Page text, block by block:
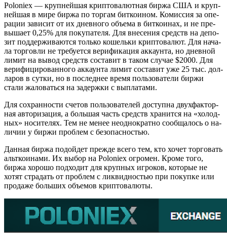
Poloniex — круп­ней­шая крип­то­ва­лют­ная биржа США и круп­
ней­шая в мире биржа по тор­гам бит­ко­и­ном. Ко­мис­сия за опе­
ра­ции за­ви­сит от их днев­но­го объ­е­ма в бит­ко­и­нах, и не пре­
вы­ша­ет 0,25% для по­ку­па­те­ля. Для вне­се­ния средств на де­по­
зит под­дер­жи­ва­ют­ся толь­ко ко­шель­ки крип­то­ва­лют. Для на­ча­
ла тор­гов­ли не тре­бу­ет­ся ве­ри­фи­ка­ция ак­ка­ун­та, но днев­ной
лимит на вывод средств со­ста­вит в таком слу­чае $2000. Для
ве­ри­фи­ци­ро­ван­но­го ак­ка­ун­та лимит со­ста­вит уже 25 тыс. дол­
ла­ров в сутки, но в по­след­нее время поль­зо­ва­те­ли биржи
стали жа­ло­вать­ся на за­держ­ки с вы­пла­та­ми.
Для со­хран­но­сти сче­тов поль­зо­ва­те­лей до­ступ­на двух­фак­тор­
ная ав­то­ри­за­ция, а боль­шая часть средств хра­нит­ся на «хо­лод­
ных» но­си­те­лях. Тем не менее неод­но­крат­но со­об­ща­лось о на­
ли­чии у биржи про­блем с без­опас­но­стью.
Дан­ная биржа по­дой­дет пре­жде всего тем, кто хочет тор­го­вать
альт­ко­и­на­ми. Их выбор на Poloniex огро­мен. Кроме того,
биржа хо­ро­шо под­хо­дит для круп­ных иг­ро­ков, ко­то­рые не
хотят стра­дать от про­блем с лик­вид­но­стью при по­куп­ке или
про­да­же боль­ших объ­е­мов крип­то­ва­лю­ты.